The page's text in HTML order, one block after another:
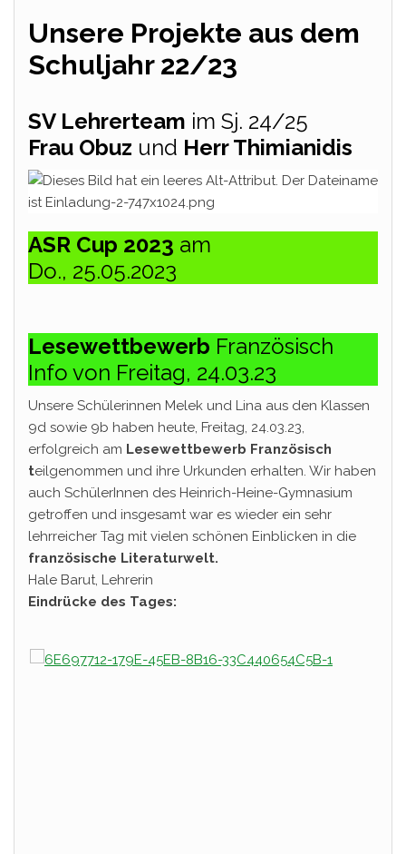
Unsere Projekte aus dem
Schuljahr 22/23
SV Lehrerteam im Sj. 24/25
Frau Obuz und Herr Thimianidis
ASR Cup 2023 am
Do., 25.05.2023
Lesewettbewerb Französisch
Info von Freitag, 24.03.23
Unsere Schülerinnen Melek und Lina aus den Klassen
9d sowie 9b haben heute, Freitag, 24.03.23,
erfolgreich am Lesewettbewerb Französisch
teilgenommen und ihre Urkunden erhalten. Wir haben
auch SchülerInnen des Heinrich-Heine-Gymnasium
getroffen und insgesamt war es wieder ein sehr
lehrreicher Tag mit vielen schönen Einblicken in die
französische Literaturwelt.
Hale Barut, Lehrerin
Eindrücke des Tages: